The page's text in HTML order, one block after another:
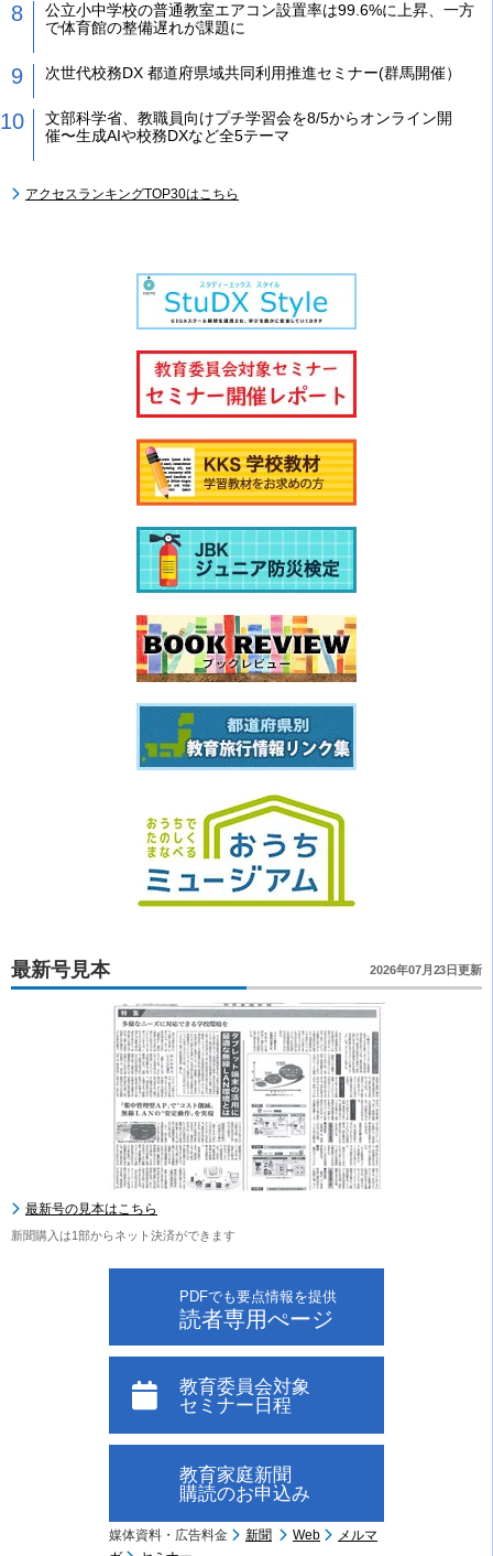
公立小中学校の普通教室エアコン設置率は99.6%に上昇、一方
で体育館の整備遅れが課題に
次世代校務DX 都道府県域共同利用推進セミナー(群馬開催）
文部科学省、教職員向けプチ学習会を8/5からオンライン開
催〜生成AIや校務DXなど全5テーマ
アクセスランキングTOP30はこちら
最新号見本 2026年07月23日更新
最新号の見本はこちら
新聞購入は1部からネット決済ができます
PDFでも要点情報を提供
読者専用ぺージ
教育委員会対象
セミナー日程
教育家庭新聞
購読のお申込み
媒体資料・広告料金 新聞 Web
メルマ